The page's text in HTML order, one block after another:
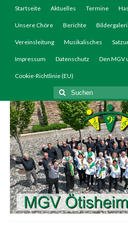
Startseite Aktuelles Termine
Unsere Chöre Berichte
Vereinsleitung Musikalisches
Impressum Datenschutz Den MGV
Cookie-Richtlinie (EU)
Suchen
nach: